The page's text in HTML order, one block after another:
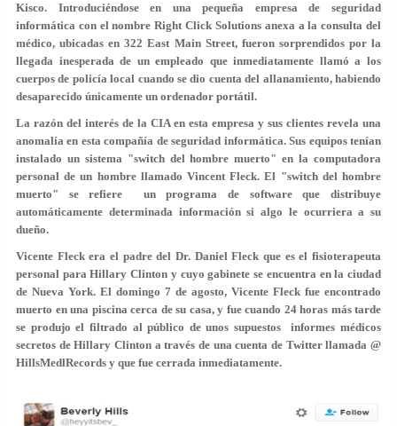
Kisco. Introduciéndose en una pequeña empresa de seguridad
informática con el nombre Right Click Solutions anexa a la consulta del
médico, ubicadas en 322 East Main Street, fueron sorprendidos por la
llegada inesperada de un empleado que inmediatamente llamó a los
cuerpos de policía local cuando se dio cuenta del allanamiento, habiendo
desaparecido únicamente un ordenador portátil.
La razón del interés de la CIA en esta empresa y sus clientes revela una
anomalía en esta compañía de seguridad informática. Sus equipos tenían
instalado un sistema "switch del hombre muerto" en la computadora
personal de un hombre llamado Vincent Fleck. El "switch del hombre
muerto" se refiere un programa de software que distribuye
automáticamente determinada información si algo le ocurriera a su
dueño.
Vicente Fleck era el padre del Dr. Daniel Fleck que es el fisioterapeuta
personal para Hillary Clinton y cuyo gabinete se encuentra en la ciudad
de Nueva York. El domingo 7 de agosto, Vicente Fleck fue encontrado
muerto en una piscina cerca de su casa, y fue cuando 24 horas más tarde
se produjo el filtrado al público de unos supuestos informes médicos
secretos de Hillary Clinton a través de una cuenta de Twitter llamada @
HillsMedlRecords y que fue cerrada inmediatamente.